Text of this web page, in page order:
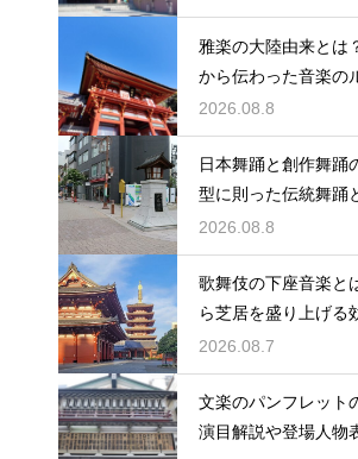
合うコツも解説
雅楽の大陸由来とは
から伝わった音楽の
2026.08.8
日本舞踊と創作舞踊
型に則った伝統舞踊
の新作ダンス！表現
材の違いを解説
2026.08.8
歌舞伎の下座音楽と
ら芝居を盛り上げる
を解説
2026.08.7
文楽のパンフレット
演目解説や登場人物